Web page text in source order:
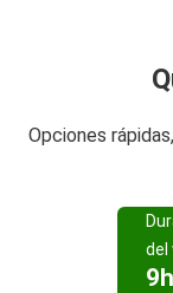
Opciones
del